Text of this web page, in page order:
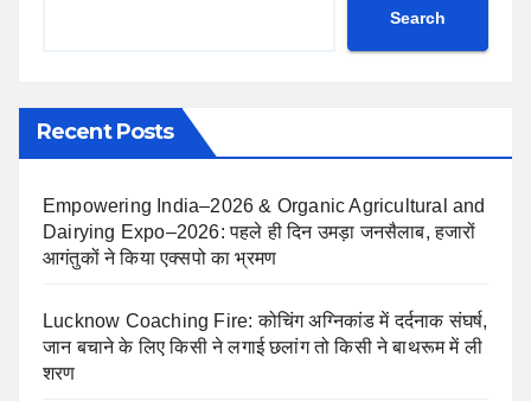
Search
Recent Posts
Empowering India–2026 & Organic Agricultural and
Dairying Expo–2026: पहले ही दिन उमड़ा जनसैलाब, हजारों
आगंतुकों ने किया एक्सपो का भ्रमण
Lucknow Coaching Fire: कोचिंग अग्निकांड में दर्दनाक संघर्ष,
जान बचाने के लिए किसी ने लगाई छलांग तो किसी ने बाथरूम में ली
शरण